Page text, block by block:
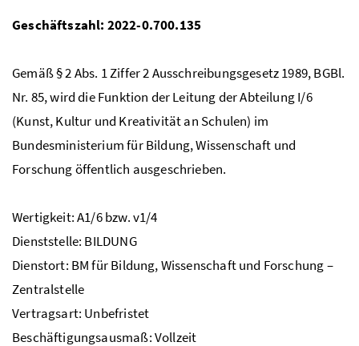
Geschäftszahl: 2022-0.700.135
Gemäß § 2Abs. 1 Ziffer 2 Ausschreibungsgesetz 1989,BGBl.
Nr. 85, wird die Funktion der Leitung der Abteilung I/6
(Kunst, Kultur und Kreativität an Schulen) im
Bundesministerium für Bildung, Wissenschaft und
Forschung öffentlich ausgeschrieben.
Wertigkeit: A1/6bzw.v1/4
Dienststelle: BILDUNG
Dienstort: BMfür Bildung, Wissenschaft und Forschung –
Zentralstelle
Vertragsart: Unbefristet
Beschäftigungsausmaß: Vollzeit